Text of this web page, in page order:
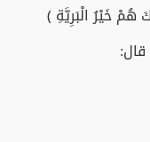
هُمْ خَيْرُ الْبَرِيَّةِ ﴾